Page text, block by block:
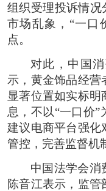
组织受理投诉情况
市场乱象，“一口
点。
对此，中国
示，黄金饰品经营
显著位置如实标
息，不以“一口价”
建议电商平台强化
管控，完善监督机
中国法学会消
陈音江表示，监